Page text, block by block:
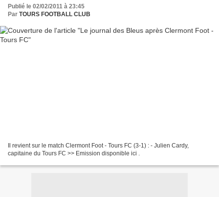
Publié le 02/02/2011 à 23:45
Par TOURS FOOTBALL CLUB
Il revient sur le match Clermont Foot - Tours FC (3-1) : - Julien Cardy,
capitaine du Tours FC >> Emission disponible ici .